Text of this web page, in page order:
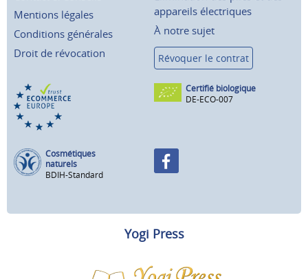
Mentions légales
Conditions générales
Droit de révocation
appareils électriques
À notre sujet
Révoquer le contrat
Certifié biologique
DE-ECO-007
Cosmétiques
naturels
BDIH-Standard
Yogi Press